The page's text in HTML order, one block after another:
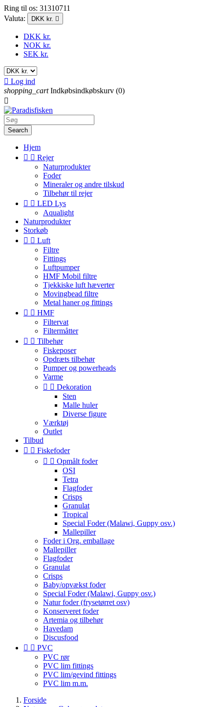
Ring til os: 31310711
Valuta:
DKK kr. 
DKK kr.
NOK kr.
SEK kr.
 Log ind
shopping_cart Indkøbsindkøbskurv (0)

Search
Hjem
  Rejer
Naturprodukter
Foder
Mineraler og andre tilskud
Tilbehør til rejer
  LED Lys
Aqualight
Naturprodukter
Storkøb
  Luft
Filtre
Fittings
Luftpumper
HMF Mobil filtre
Tjekkiske luft hæverter
Movingbead filtre
Metal haner og fittings
  HMF
Filtervat
Filtermåtter
  Tilbehør
Fiskeposer
Opdræts tilbehør
Pumper og powerheads
Varme
  Dekoration
Sten
Malle huler
Diverse figure
Værktøj
Outlet
Tilbud
  Fiskefoder
  Opmålt foder
OSI
Tetra
Flagfoder
Crisps
Granulat
Tropical
Special Foder (Malawi, Guppy osv.)
Mallepiller
Foder i Org. emballage
Mallepiller
Flagfoder
Granulat
Crisps
Baby/opvækst foder
Special Foder (Malawi, Guppy osv.)
Natur foder (frysetørret osv)
Konserveret foder
Artemia og tilbehør
Havedam
Discusfood
  PVC
PVC rør
PVC lim fittings
PVC lim/gevind fittings
PVC lim m.m.
Forside